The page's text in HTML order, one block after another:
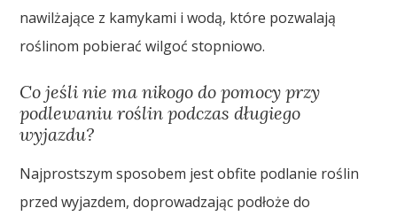
nawilżające z kamykami i wodą, które pozwalają
roślinom pobierać wilgoć stopniowo.
Co jeśli nie ma nikogo do pomocy przy
podlewaniu roślin podczas długiego
wyjazdu?
Najprostszym sposobem jest obfite podlanie roślin
przed wyjazdem, doprowadzając podłoże do